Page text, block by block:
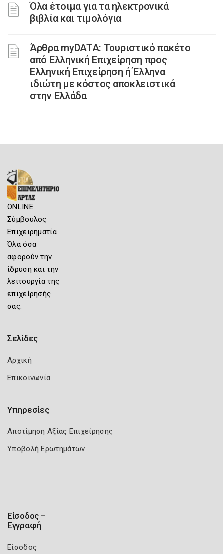
Όλα έτοιμα για τα ηλεκτρονικά
βιβλία και τιμολόγια
Άρθρα myDATA: Τουριστικό πακέτο
από Ελληνική Επιχείρηση προς
Ελληνική Επιχείρηση ή Έλληνα
ιδιώτη με κόστος αποκλειστικά
στην Ελλάδα
ONLINE
Σύμβουλος
Επιχειρηματία
Όλα όσα
αφορούν την
ίδρυση και την
λειτουργία της
επιχείρησής
σας.
Σελίδες
Αρχική
Επικοινωνία
Υπηρεσίες
Αποτίμηση Αξίας Επιχείρησης
Υποβολή Ερωτημάτων
Είσοδος –
Εγγραφή
Είσοδος